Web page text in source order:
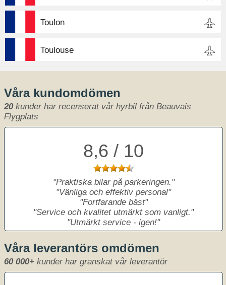
Toulon
Toulouse
Våra kundomdömen
20kunder har recenserat vår hyrbil från Beauvais
Flygplats
8,6 / 10
Praktiska bilar på parkeringen.
Vänliga och effektiv personal
Fortfarande bäst
Service och kvalitet utmärkt som vanligt.
Utmärkt service - igen!
Våra leverantörs omdömen
60 000+ kunder har granskat vår leverantör